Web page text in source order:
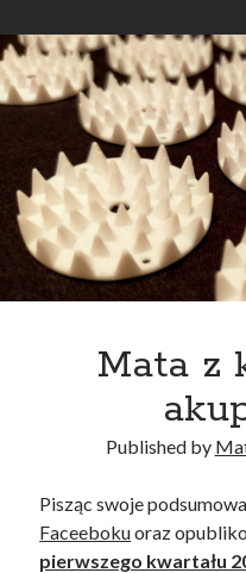
Sidebar
Ostatnie wpisy
SkyWayRun Lublin 2025 – relacja
28 Wiązowska Piątka – relacja
18 Bieg o Puchar Bielan – relacja
SkyWayRun Lublin 2024 – relacja
4 Kasztelańska Piątka – relacja
Mata z
Published by
Pisząc swoje
Faceebokuoraz
pierwszego kwartału